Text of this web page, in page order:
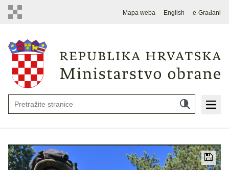
Mapa weba English e-Građani